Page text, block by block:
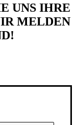
UNS IHRE
MELDEN